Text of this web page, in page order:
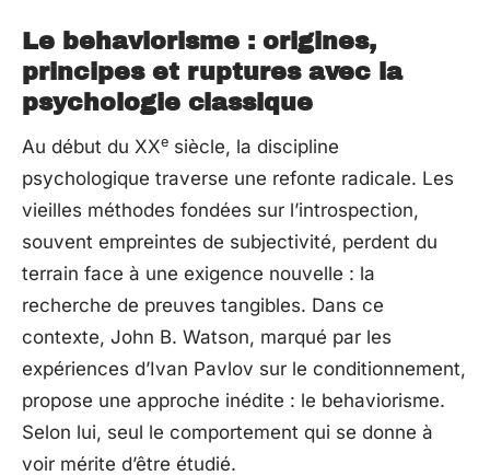
Le behaviorisme : origines,
principes et ruptures avec la
psychologie classique
Au début du XXe siècle, la discipline
psychologique traverse une refonte radicale. Les
vieilles méthodes fondées sur l’introspection,
souvent empreintes de subjectivité, perdent du
terrain face à une exigence nouvelle : la
recherche de preuves tangibles. Dans ce
contexte, John B. Watson, marqué par les
expériences d’Ivan Pavlov sur le conditionnement,
propose une approche inédite : le behaviorisme.
Selon lui, seul le comportement qui se donne à
voir mérite d’être étudié.